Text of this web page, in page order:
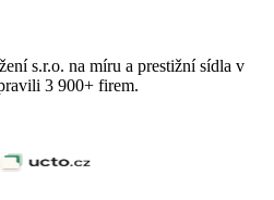
s.r.o. na míru a prestižní sídla v
3 900+ firem.